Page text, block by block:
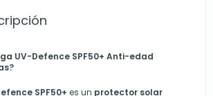
UV-Defence SPF50+ Anti-edad
SPF50+ es un protector solar